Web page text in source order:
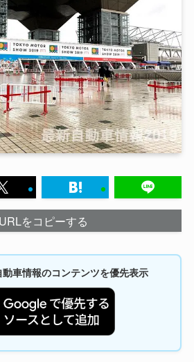
URLをコピーする
車情報のコンテンツを優先表示